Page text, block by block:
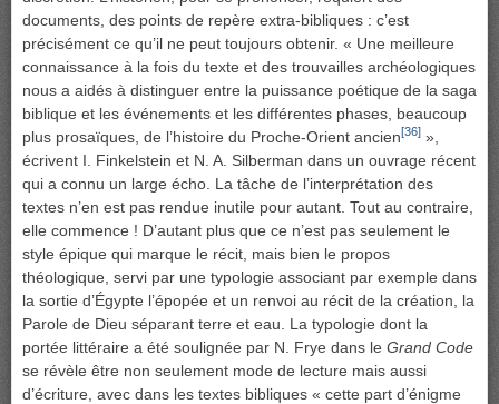
documents, des points de repère extra-bibliques : c’est
précisément ce qu’il ne peut toujours obtenir. « Une meilleure
connaissance à la fois du texte et des trouvailles archéologiques
nous a aidés à distinguer entre la puissance poétique de la saga
biblique et les événements et les différentes phases, beaucoup
plus prosaïques, de l’histoire du Proche-Orient ancien[36] »,
écrivent I. Finkelstein et N. A. Silberman dans un ouvrage récent
qui a connu un large écho. La tâche de l’interprétation des
textes n’en est pas rendue inutile pour autant. Tout au contraire,
elle commence ! D’autant plus que ce n’est pas seulement le
style épique qui marque le récit, mais bien le propos
théologique, servi par une typologie associant par exemple dans
la sortie d’Égypte l’épopée et un renvoi au récit de la création, la
Parole de Dieu séparant terre et eau. La typologie dont la
portée littéraire a été soulignée par N. Frye dans le Grand Code
se révèle être non seulement mode de lecture mais aussi
d’écriture, avec dans les textes bibliques « cette part d’énigme